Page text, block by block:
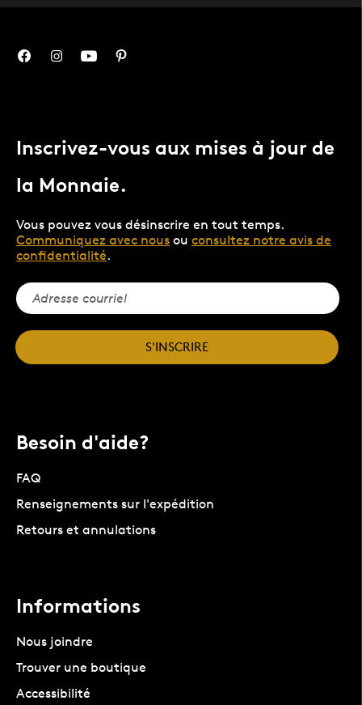
Inscrivez-vous aux mises à jour de
la Monnaie.
Vous pouvez vous désinscrire en tout temps.
Communiquez avec nous ou consultez notre avis de
confidentialité.
S'INSCRIRE
Besoin d'aide?
FAQ
Renseignements sur l'expédition
Retours et annulations
Informations
Nous joindre
Trouver une boutique
Accessibilité